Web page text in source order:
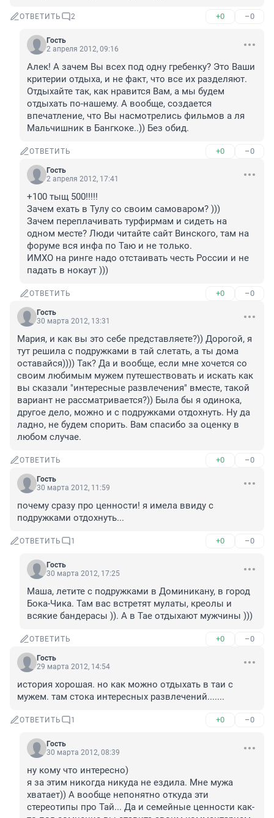
ОТВЕТИТЬ 2 +0 –0
Гость
2 апреля 2012, 09:16
Алек! А зачем Вы всех под одну гребенку? Это Ваши
критерии отдыха, и не факт, что все их разделяют.
Отдыхайте так, как нравится Вам, а мы будем
отдыхать по-нашему. А вообще, создается
впечатление, что Вы насмотрелись фильмов а ля
Мальчишник в Бангкоке..)) Без обид.
ОТВЕТИТЬ +0 –0
Гость
2 апреля 2012, 17:41
+100 тыщ 500!!!!!
Зачем ехать в Тулу со своим самоваром? )))
Зачем переплачивать турфирмам и сидеть на
одном месте? Люди читайте сайт Винского, там на
форуме вся инфа по Таю и не только.
ИМХО на ринге надо отстаивать честь России и не
падать в нокаут )))
ОТВЕТИТЬ +0 –0
Гость
30 марта 2012, 13:31
Мария, и как вы это себе представляете?)) Дорогой, я
тут решила с подружками в тай слетать, а ты дома
оставайся)))) Так? Да и вообще, если мне хочется со
своим любимым мужем путешествовать и искать как
вы сказали "интересные развлечения" вместе, такой
вариант не рассматривается?)) Была бы я одинока,
другое дело, можно и с подружками отдохнуть. Ну да
ладно, не будем спорить. Вам спасибо за оценку в
любом случае.
ОТВЕТИТЬ +0 –0
Гость
30 марта 2012, 11:59
почему сразу про ценности! я имела ввиду с
подружками отдохнуть...
ОТВЕТИТЬ 1 +0 –0
Гость
30 марта 2012, 17:25
Маша, летите с подружками в Доминикану, в город
Бока-Чика. Там вас встретят мулаты, креолы и
всякие бандерасы )). А в Тае отдыхают мужчины )))
ОТВЕТИТЬ +0 –0
Гость
29 марта 2012, 14:54
история хорошая. но как можно отдыхать в таи с
мужем. там стока интересных развлечений.......
ОТВЕТИТЬ 1 +0 –0
Гость
30 марта 2012, 08:39
ну кому что интересно)
я за этим никогда никуда не ездила. Мне мужа
хватает)) А вообще непонятно откуда эти
стереотипы про Тай... Да и семейные ценности как-